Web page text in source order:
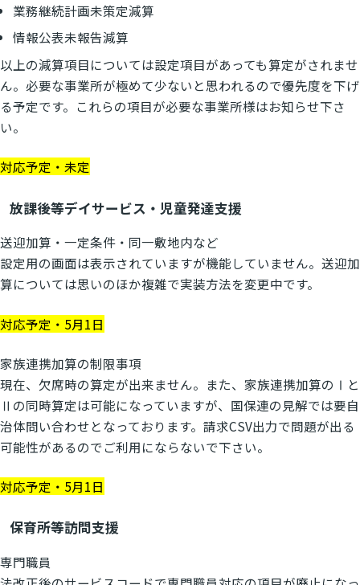
業務継続計画未策定減算
情報公表未報告減算
以上の減算項目については設定項目があっても算定がされませ
ん。必要な事業所が極めて少ないと思われるので優先度を下げ
る予定です。これらの項目が必要な事業所様はお知らせ下さ
い。
対応予定・未定
放課後等デイサービス・児童発達支援
送迎加算・一定条件・同一敷地内など
設定用の画面は表示されていますが機能していません。送迎加
算については思いのほか複雑で実装方法を変更中です。
対応予定・5月1日
家族連携加算の制限事項
現在、欠席時の算定が出来ません。また、家族連携加算のⅠと
Ⅱの同時算定は可能になっていますが、国保連の見解では要自
治体問い合わせとなっております。請求CSV出力で問題が出る
可能性があるのでご利用にならないで下さい。
対応予定・5月1日
保育所等訪問支援
専門職員